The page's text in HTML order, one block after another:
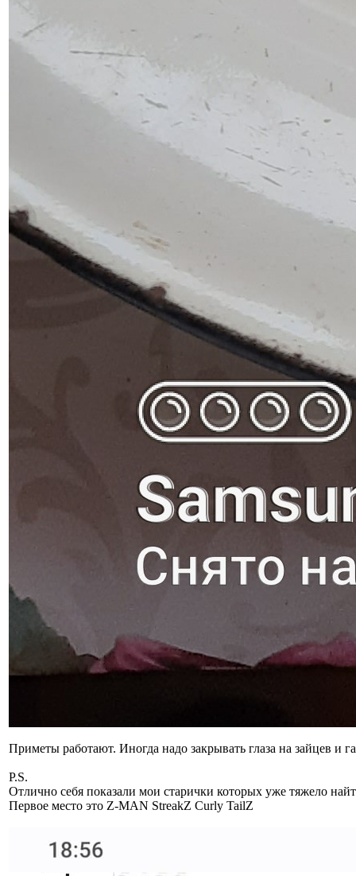
Приметы работают. Иногда надо закрывать глаза на зайцев и
P.S.
Отлично себя показали мои старички которых уже тяжело
Первое место это Z-MAN StreakZ Curly TailZ